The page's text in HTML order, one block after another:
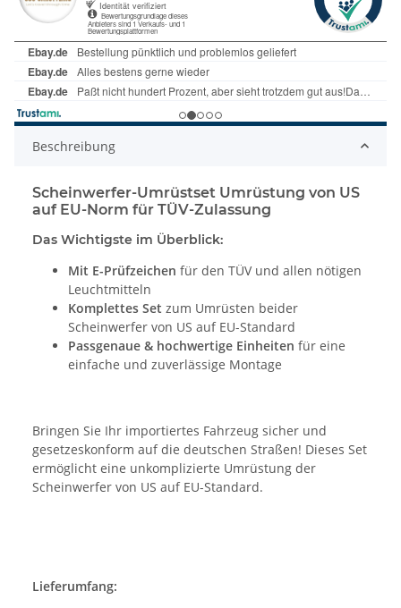
Beschreibung
Scheinwerfer-Umrüstset Umrüstung von US
auf EU-Norm für TÜV-Zulassung
Das Wichtigste im Überblick:
Mit E-Prüfzeichen für den TÜV und allen nötigen
Leuchtmitteln
Komplettes Set zum Umrüsten beider
Scheinwerfer von US auf EU-Standard
Passgenaue & hochwertige Einheiten für eine
einfache und zuverlässige Montage
Bringen Sie Ihr importiertes Fahrzeug sicher und
gesetzeskonform auf die deutschen Straßen! Dieses Set
ermöglicht eine unkomplizierte Umrüstung der
Scheinwerfer von US auf EU-Standard.
Lieferumfang: